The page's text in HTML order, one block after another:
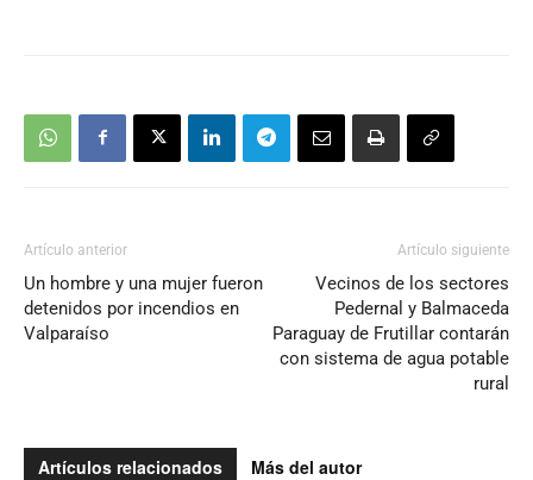
Artículo anterior
Un hombre y una mujer fueron
detenidos por incendios en
Valparaíso
Artículo siguiente
Vecinos de los sectores
Pedernal y Balmaceda
Paraguay de Frutillar contarán
con sistema de agua potable
rural
Artículos relacionados Más del autor